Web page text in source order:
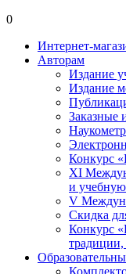
0
Интернет-
Авторам
Издание
Издание
Заказные
Конкурс
XI
и
V
Скидка
Конкурс
традиции,